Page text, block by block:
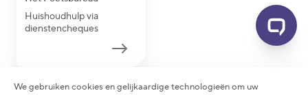
Huishoudhulp via
dienstencheques
We gebruiken cookies en gelijkaardige technologieën om uw